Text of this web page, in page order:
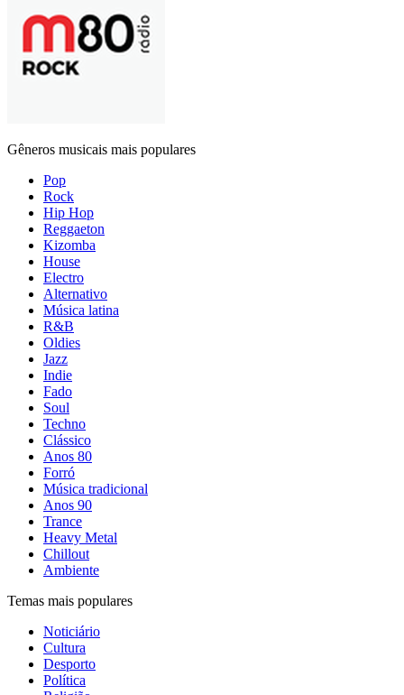
Gêneros musicais mais populares
Pop
Rock
Hip Hop
Reggaeton
Kizomba
House
Electro
Alternativo
Música latina
R&B
Oldies
Jazz
Indie
Fado
Soul
Techno
Clássico
Anos 80
Forró
Música tradicional
Anos 90
Trance
Heavy Metal
Chillout
Ambiente
Temas mais populares
Noticiário
Cultura
Desporto
Política